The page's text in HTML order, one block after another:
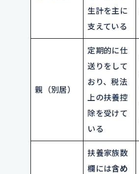
生計を主に
支えている
親（別居）
定期的に仕
送りをして
おり、税法
上の扶養控
除を受けて
いる
扶養家族数
欄には含め